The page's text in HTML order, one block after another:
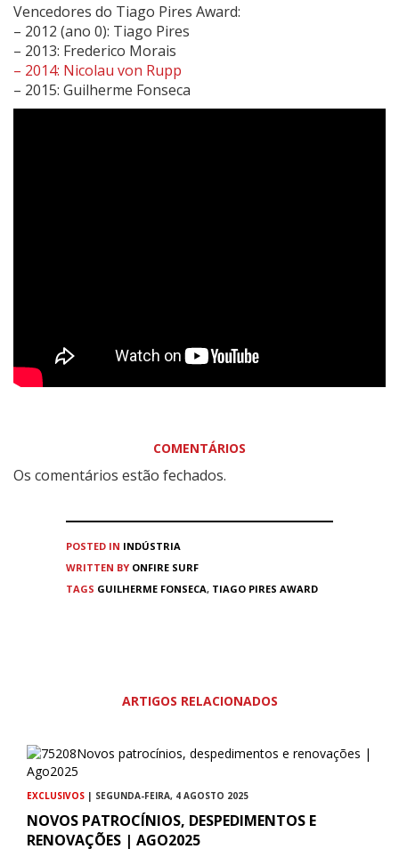
Vencedores do Tiago Pires Award:
– 2012 (ano 0): Tiago Pires
– 2013: Frederico Morais
– 2014: Nicolau von Rupp
– 2015: Guilherme Fonseca
COMENTÁRIOS
Os comentários estão fechados.
POSTED IN INDÚSTRIA
WRITTEN BY ONFIRE SURF
TAGS GUILHERME FONSECA, TIAGO PIRES AWARD
ARTIGOS RELACIONADOS
EXCLUSIVOS | SEGUNDA-FEIRA, 4 AGOSTO 2025
NOVOS PATROCÍNIOS, DESPEDIMENTOS E
RENOVAÇÕES | AGO2025